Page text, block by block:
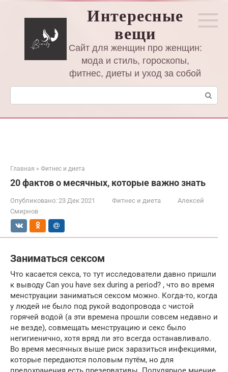
Интересные
вещи
Сайт для женщин про женщин:
мода и стиль, гороскопы,
фитнес, диеты и уход за собой
Поиск:
Главная » Фитнес и диета
20 фактов о месячных, которые важно знать
Опубликовано: 23 Дек 2021 Фитнес и диета
Алексей
Смирнов
Заниматься сексом
Что касается секса, то тут исследователи давно пришли
к выводу Can you have sex during a period? , что во время
менструации заниматься сексом можно. Когда-то, когда
у людей не было под рукой водопровода с чистой
горячей водой (а эти времена прошли совсем недавно и
не везде), совмещать менструацию и секс было
негигиенично, хотя вряд ли это всегда останавливало.
Во время месячных выше риск заразиться инфекциями,
которые передаются половым путём, но для